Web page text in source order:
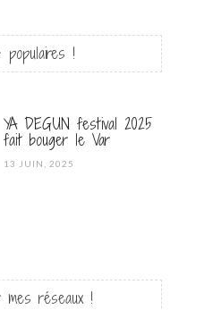
!
YA DEGUN festival 2025
fait bouger le Var
POSTED
13 JUIN, 2025
mes réseaux !